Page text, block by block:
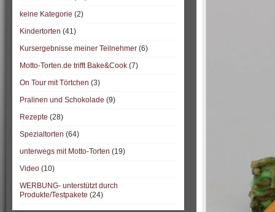
keine Kategorie (2)
Kindertorten (41)
Kursergebnisse meiner Teilnehmer (6)
Motto-Torten.de trifft Bake&Cook (7)
On Tour mit Törtchen (3)
Pralinen und Schokolade (9)
Rezepte (28)
Spezialtorten (64)
unterwegs mit Motto-Torten (19)
Video (10)
WERBUNG- unterstützt durch
Produkte/Testpakete (24)